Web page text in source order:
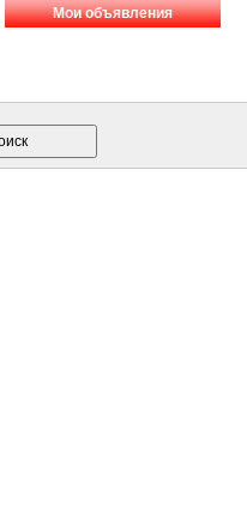
Мои объявления